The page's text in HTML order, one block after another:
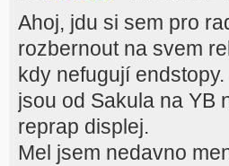
Ahoj, jdu si sem pro
rozbernout na svem
kdy nefugují
jsou od Sakula na YB
reprap displej.
Mel jsem nedavno